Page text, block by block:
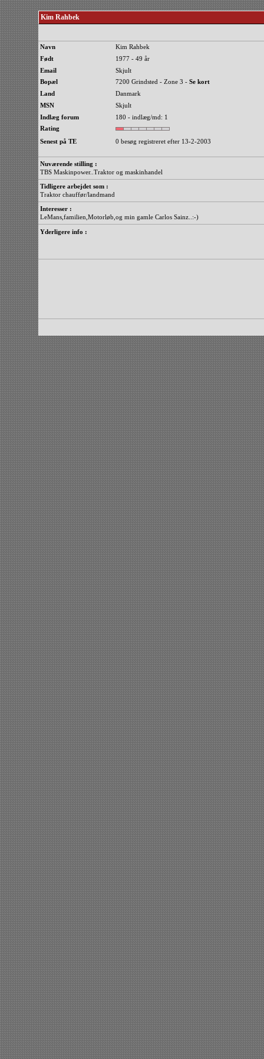
Kim Rahbek
Navn
Kim Rahbek
Født
1977 - 49 år
Email
Skjult
Bopæl
7200 Grindsted - Zone 3 - Se kort
Land
Danmark
MSN
Skjult
Indlæg forum
180 - indlæg/md: 1
Rating
Senest på TE
0 besøg registreret efter 13-2-2003
Nuværende stilling :
TBS Maskinpower..Traktor og maskinhandel
Tidligere arbejdet som :
Traktor chauffør/landmand
Interesser :
LeMans,familien,Motorløb,og min gamle Carlos Sainz..:-)
Yderligere info :